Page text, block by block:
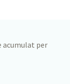
acumulat per